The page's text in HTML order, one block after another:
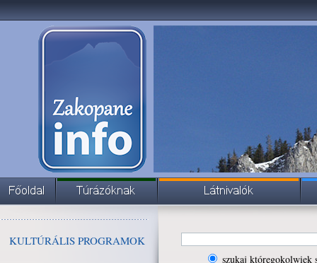
KULTÚRÁLIS PROGRAMOK
szukaj któregokolwiek